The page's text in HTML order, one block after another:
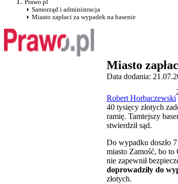
Prawo.pl
Samorząd i administracja
Miasto zapłaci za wypadek na basenie
Miasto
Data dodania:
Robert Horbaczewski
40 tysięcy złotych
ramię. Tamtejszy
stwierdził sąd.
Do wypadku doszło
miasto Zamość, bo to
nie zapewnił
doprowadziły do
złotych.